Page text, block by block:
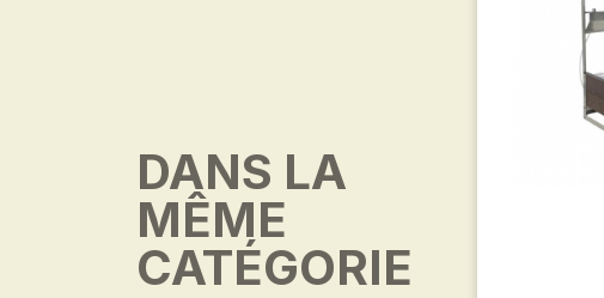
DANS LA
MÊME
CATÉGORIE